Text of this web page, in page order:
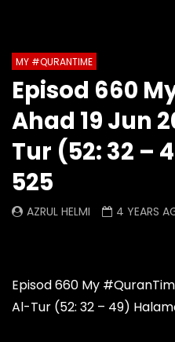
0
Episod 1335 My
2.0
AZRUL HELMI
4 HOURS AGO - LUD:
4
0
MY #QURANTIME
Episod 660
Ahad 19 Jun
Tur (52: 32 –
525
AZRUL HELMI 4 YEARS
Episod 660 My
Al-Tur (52: 32 – 49)